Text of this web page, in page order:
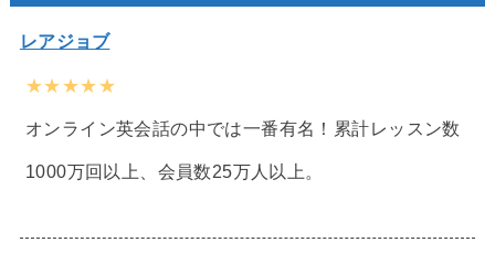
レアジョブ
★★★★★
オンライン英会話の中では一番有名！累計レッスン数
1000万回以上、会員数25万人以上。